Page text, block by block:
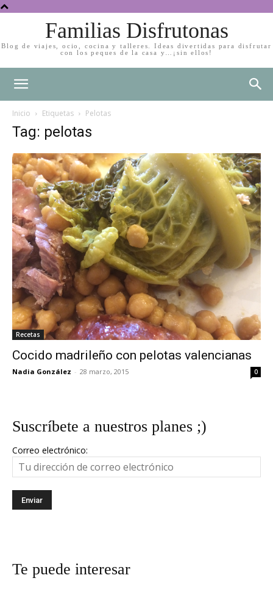
Familias Disfrutonas
Blog de viajes, ocio, cocina y talleres. Ideas divertidas para disfrutar
con los peques de la casa y…¡sin ellos!
Inicio Etiquetas Pelotas
Tag: pelotas
Recetas
Cocido madrileño con pelotas valencianas
Nadia González - 28 marzo, 2015 0
Suscríbete a nuestros planes ;)
Correo electrónico:
Te puede interesar